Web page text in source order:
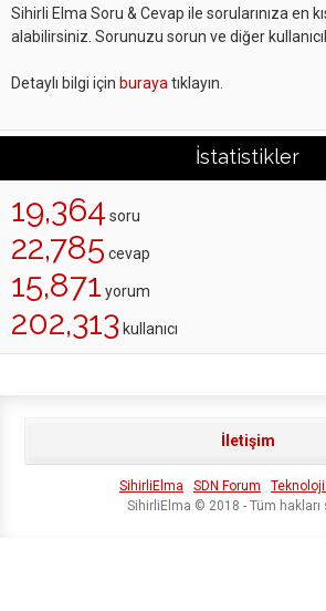
Sihirli Elma Soru & Cevap ile sorularınıza en
alabilirsiniz. Sorunuzu sorun ve diğer
Detaylı bilgi için buraya tıklayın.
İstatistikler
19,364 soru
22,785 cevap
15,871 yorum
202,313 kullanıcı
İletişim
SihirliElma SDN Forum
SihirliElma © 2018 - Tüm hakları